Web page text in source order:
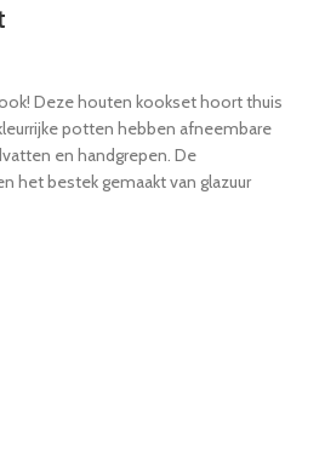
Deze houten kookset hoort thuis
potten hebben afneembare
en handgrepen. De
het bestek gemaakt van glazuur
stabiele houten potten zijn echte
speels. Laat het koken